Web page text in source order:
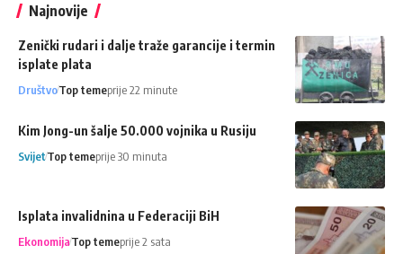
Najnovije
Zenički rudari i dalje traže garancije i termin
isplate plata
DruštvoTop temeprije 22 minute
Kim Jong-un šalje 50.000 vojnika u Rusiju
SvijetTop temeprije 30 minuta
Isplata invalidnina u Federaciji BiH
EkonomijaTop temeprije 2 sata